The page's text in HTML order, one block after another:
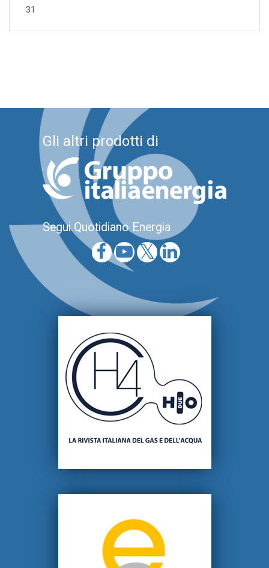
31
Gli altri prodotti di
Segui Quotidiano Energia